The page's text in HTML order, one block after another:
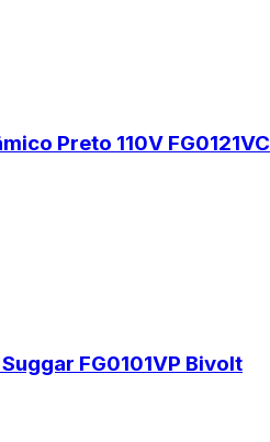
Preto 110V FG0121VC
FG0101VP Bivolt